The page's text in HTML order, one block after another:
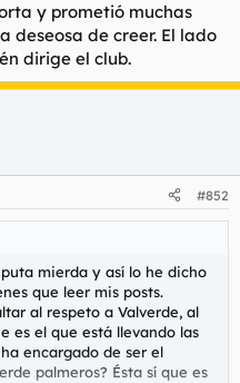
y prometió muchas
deseosa de creer. El lado
dirige el club.
#852
mierda y así lo he dicho
que leer mis posts.
al respeto a Valverde, al
es el que está llevando las
encargado de ser el
palmeros? Ésta sí que es